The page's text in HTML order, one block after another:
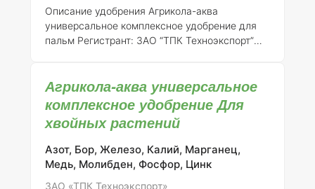
20% - Магни
Описание удобрения Агрикола-аква
универсальное комплексное удобрение для
пальм Регистрант: ЗАО “ТПК Техноэкспорт”
универсальное комплексное минеральное
удобрение, специально разработанное для
подкормки пальм и других декоративных
растений. Оно предназначено для улучшения
роста, развития и общей жизнеспособности
растений. Состав элементов и концентрация:
Агрикола-аква содержит следующие макро- и
Агрикола-аква универсальное
комплексное удобрение Для
хвойных растений
Азот, Бор, Железо, Калий, Марганец,
Медь, Молибден, Фосфор, Цинк
ЗАО «ТПК Техноэкспорт»